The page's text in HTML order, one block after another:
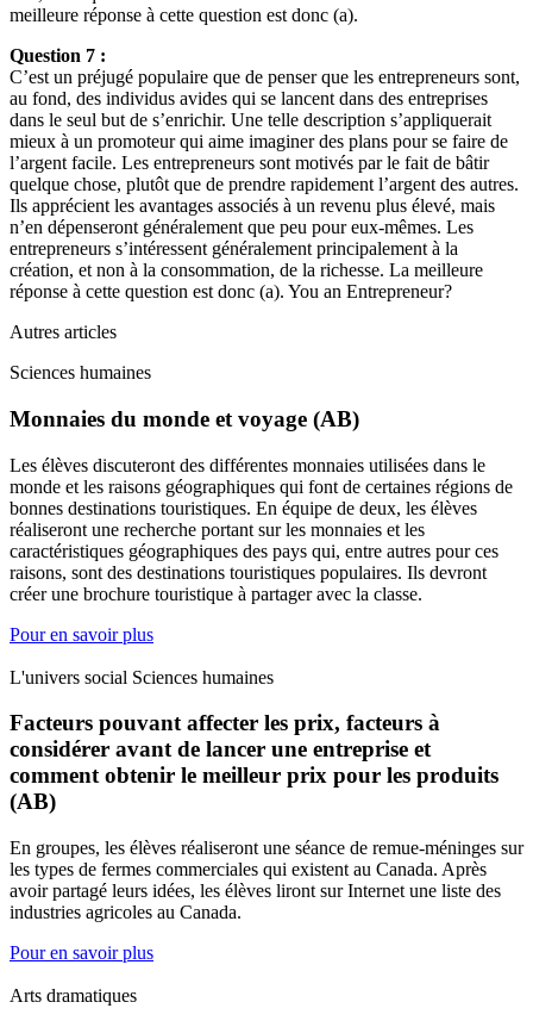
meilleure réponse à cette question est donc (a).
Question 7 :
C’est un préjugé populaire que de penser que les entrepreneurs sont,
au fond, des individus avides qui se lancent dans des entreprises
dans le seul but de s’enrichir. Une telle description s’appliquerait
mieux à un promoteur qui aime imaginer des plans pour se faire de
l’argent facile. Les entrepreneurs sont motivés par le fait de bâtir
quelque chose, plutôt que de prendre rapidement l’argent des autres.
Ils apprécient les avantages associés à un revenu plus élevé, mais
n’en dépenseront généralement que peu pour eux-mêmes. Les
entrepreneurs s’intéressent généralement principalement à la
création, et non à la consommation, de la richesse. La meilleure
réponse à cette question est donc (a). You an Entrepreneur?
Autres articles
Sciences humaines
Monnaies du monde et voyage (AB)
Les élèves discuteront des différentes monnaies utilisées dans le
monde et les raisons géographiques qui font de certaines régions de
bonnes destinations touristiques. En équipe de deux, les élèves
réaliseront une recherche portant sur les monnaies et les
caractéristiques géographiques des pays qui, entre autres pour ces
raisons, sont des destinations touristiques populaires. Ils devront
créer une brochure touristique à partager avec la classe.
Pour en savoir plus
L'univers social Sciences humaines
Facteurs pouvant affecter les prix, facteurs à
considérer avant de lancer une entreprise et
comment obtenir le meilleur prix pour les produits
(AB)
En groupes, les élèves réaliseront une séance de remue-méninges sur
les types de fermes commerciales qui existent au Canada. Après
avoir partagé leurs idées, les élèves liront sur Internet une liste des
industries agricoles au Canada.
Pour en savoir plus
Arts dramatiques